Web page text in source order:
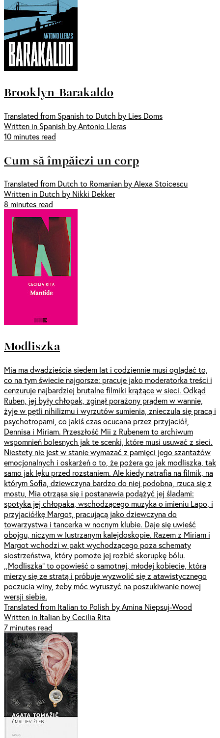
Brooklyn-Barakaldo
Translated from Spanish to Dutch by Lies Doms
Written in Spanish by Antonio Lleras
10 minutes read
Cum să împăiezi un corp
Translated from Dutch to Romanian by Alexa Stoicescu
Written in Dutch by Nikki Dekker
8 minutes read
Modliszka
Mia ma dwadzieścia siedem lat i codziennie musi oglądać to,
co na tym świecie najgorsze: pracuje jako moderatorka treści i
cenzuruje najbardziej brutalne filmiki krążące w sieci. Odkąd
Ruben, jej były chłopak, zginął porażony prądem w wannie,
żyje w pętli nihilizmu i wyrzutów sumienia, znieczula się pracą i
psychotropami, co jakiś czas ocucana przez przyjaciół,
Dennisa i Miriam. Przeszłość Mii z Rubenem to archiwum
wspomnień bolesnych jak te scenki, które musi usuwać z sieci.
Niestety nie jest w stanie wymazać z pamięci jego szantażów
emocjonalnych i oskarżeń o to, że pożera go jak modliszka, tak
samo jak lęku przed rozstaniem. Ale kiedy natrafia na filmik, na
którym Sofia, dziewczyna bardzo do niej podobna, rzuca się z
mostu, Mia otrząsa się i postanawia podążyć jej śladami:
spotyka jej chłopaka, wschodzącego muzyka o imieniu Lapo, i
przyjaciółkę Margot, pracującą jako dziewczyna do
towarzystwa i tancerka w nocnym klubie. Daje się uwieść
obojgu, niczym w lustrzanym kalejdoskopie. Razem z Miriam i
Margot wchodzi w pakt wychodzącego poza schematy
siostrzeństwa, który pomoże jej rozbić skorupkę bólu.
,,Modliszka” to opowieść o samotnej, młodej kobiecie, która
mierzy się ze stratą i próbuje wyzwolić się z atawistycznego
poczucia winy, żeby móc wyruszyć na poszukiwanie nowej
wersji siebie.
Translated from Italian to Polish by Amina Niepsuj-Wood
Written in Italian by Cecilia Rita
7 minutes read